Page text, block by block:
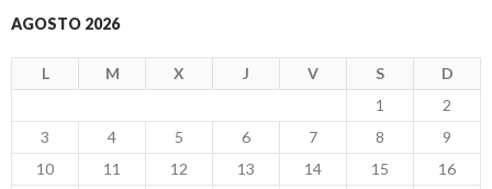
AGOSTO 2026
L M X J V S
D
1
2
3
4 5 6 7 8
9
10
11 12 13 14 15
16